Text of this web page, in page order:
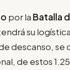
por la Batalla
su
descanso,
de estos